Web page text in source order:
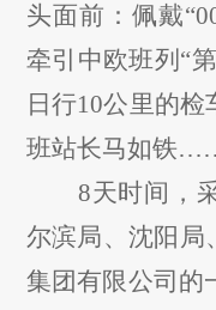
头面前：佩戴
牵引中欧班列“
日行10公里的
班站长马如铁
8天时间，
尔滨局、沈阳局
集团有限公司的